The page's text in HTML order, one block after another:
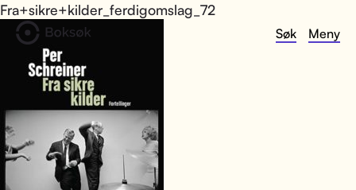
Søk Meny
Fra+sikre+kilder_ferdigomslag_72